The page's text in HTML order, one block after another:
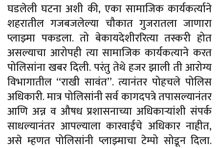
घडलेली घटना अशी की, एका सामाजिक कार्यकर्त्याने
शहरातील गजबजलेल्या चौकात गुजरातला जाणारा
प्लाझ्मा पकडला. तो बेकायदेशीररित्या तस्करी होत
असल्याचा आरोपही त्या सामाजिक कार्यकत्याने करत
पोलिसांना खबर दिली. परंतु तेथे हजर झाली ती आरोग्य
विभागातील “राखी सावंत”. त्यानंतर पोहचले पोलिस
अधिकारी. मात्र पोलिसांनी सर्व कागदपत्रे तपासल्यानंतर
आणि अन्न व औषध प्रशासनाच्या अधिकाऱ्यांशी संपर्क
साधल्यानंतर आपल्याला कारवाईचे अधिकार नाहीत,
असे म्हणत पोलिसांनी प्लाझ्माचा टेम्पो सोडून दिला.